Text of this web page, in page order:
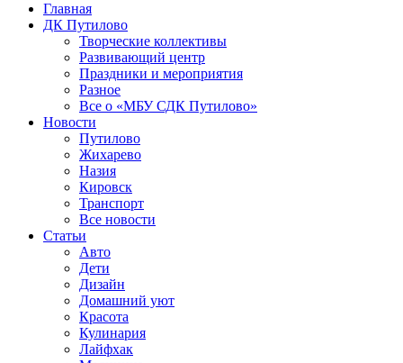
Главная
ДК Путилово
Творческие коллективы
Развивающий центр
Праздники и мероприятия
Разное
Все о «МБУ СДК Путилово»
Новости
Путилово
Жихарево
Назия
Кировск
Транспорт
Все новости
Статьи
Авто
Дети
Дизайн
Домашний уют
Красота
Кулинария
Лайфхак